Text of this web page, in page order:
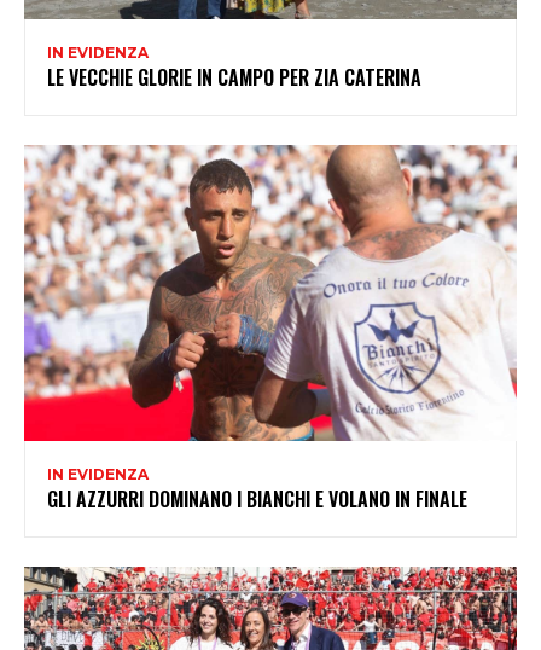
IN EVIDENZA
LE VECCHIE GLORIE IN CAMPO PER ZIA CATERINA
IN EVIDENZA
GLI AZZURRI DOMINANO I BIANCHI E VOLANO IN FINALE